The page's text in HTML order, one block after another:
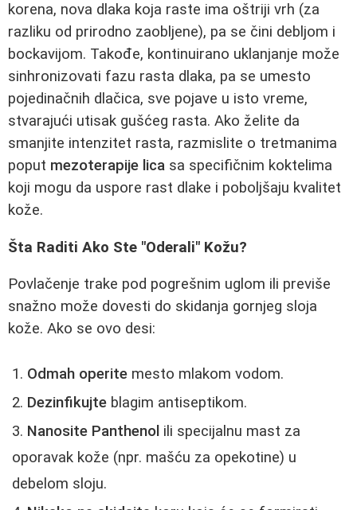
korena, nova dlaka koja raste ima oštriji vrh (za
razliku od prirodno zaobljene), pa se čini debljom i
bockavijom. Takođe, kontinuirano uklanjanje može
sinhronizovati fazu rasta dlaka, pa se umesto
pojedinačnih dlačica, sve pojave u isto vreme,
stvarajući utisak gušćeg rasta. Ako želite da
smanjite intenzitet rasta, razmislite o tretmanima
poput mezoterapije lica sa specifičnim koktelima
koji mogu da uspore rast dlake i poboljšaju kvalitet
kože.
Šta Raditi Ako Ste "Oderali" Kožu?
Povlačenje trake pod pogrešnim uglom ili previše
snažno može dovesti do skidanja gornjeg sloja
kože. Ako se ovo desi:
Odmah operite mesto mlakom vodom.
Dezinfikujte blagim antiseptikom.
Nanosite Panthenol ili specijalnu mast za
oporavak kože (npr. mašću za opekotine) u
debelom sloju.